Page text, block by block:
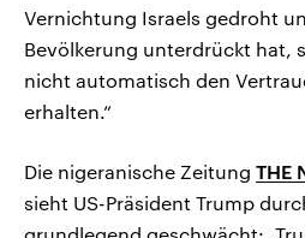
Vernichtung Israels gedroht
Bevölkerung unterdrückt hat,
nicht automatisch den
erhalten.“
Die nigeranische Zeitung THE
sieht US-Präsident Trump